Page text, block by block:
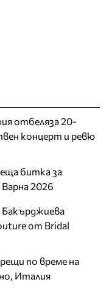
отбеляза 20-
концерт и ревю
битка за
2026
от Bridal
по време на
Италия